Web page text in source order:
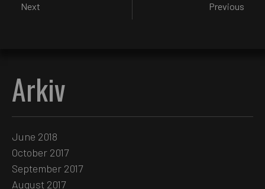
Next Previous
Arkiv
June 2018
October 2017
September 2017
August 2017